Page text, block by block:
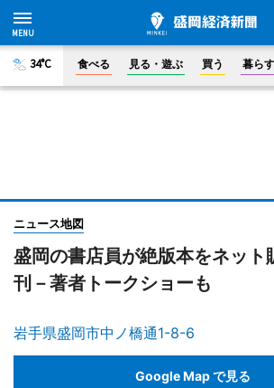
34°C 食べる 見る・遊ぶ 買う 暮ら
ニュース地図
盛岡の書店員が絶版本をネット
刊－著者トークショーも
岩手県盛岡市中ノ橋通1-8-6
Google Map で見る